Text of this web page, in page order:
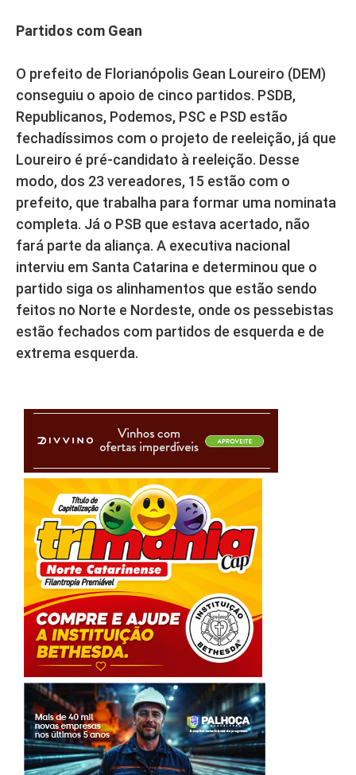
Partidos com Gean
O prefeito de Florianópolis Gean Loureiro (DEM)
conseguiu o apoio de cinco partidos. PSDB,
Republicanos, Podemos, PSC e PSD estão
fechadíssimos com o projeto de reeleição, já que
Loureiro é pré-candidato à reeleição. Desse
modo, dos 23 vereadores, 15 estão com o
prefeito, que trabalha para formar uma nominata
completa. Já o PSB que estava acertado, não
fará parte da aliança. A executiva nacional
interviu em Santa Catarina e determinou que o
partido siga os alinhamentos que estão sendo
feitos no Norte e Nordeste, onde os pessebistas
estão fechados com partidos de esquerda e de
extrema esquerda.